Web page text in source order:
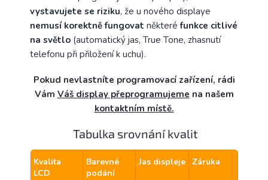
vystavujete se riziku, že u nového displaye
nemusí korektně fungovat některéfunkce citlivé
na světlo (automatický jas, True Tone, zhasnutí
telefonu při přiložení k uchu).
Pokud nevlastníte programovací zařízení, rádi
Vám Váš display přeprogramujeme na našem
kontaktním místě.
Tabulka srovnání kvalit
Kvalita
LCD
Barevné
podání
Jas displeje Záruka